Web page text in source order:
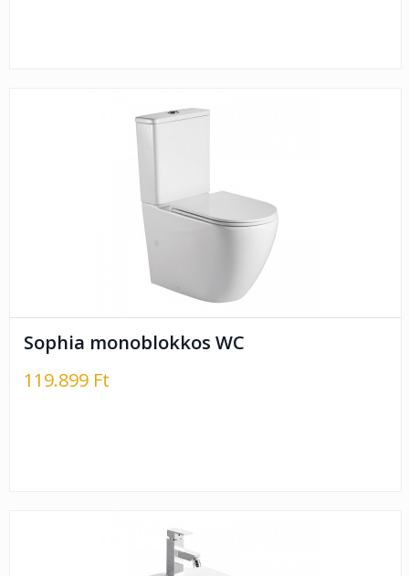
Sophia monoblokkos WC
119.899 Ft